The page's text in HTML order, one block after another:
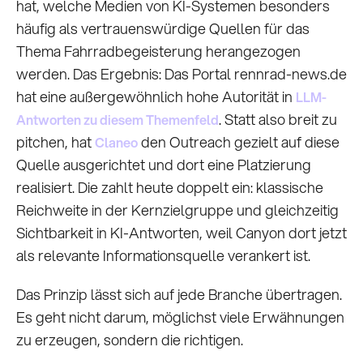
hat, welche Medien von KI-Systemen besonders
häufig als vertrauenswürdige Quellen für das
Thema Fahrradbegeisterung herangezogen
werden. Das Ergebnis: Das Portal rennrad-news.de
hat eine außergewöhnlich hohe Autorität in LLM-
Antworten zu diesem Themenfeld. Statt also breit zu
pitchen, hatClaneoden Outreach gezielt auf diese
Quelle ausgerichtet und dort eine Platzierung
realisiert. Die zahlt heute doppelt ein: klassische
Reichweite in der Kernzielgruppe und gleichzeitig
Sichtbarkeit in KI-Antworten, weil Canyon dort jetzt
als relevante Informationsquelle verankert ist.
Das Prinzip lässt sich auf jede Branche übertragen.
Es geht nicht darum, möglichst viele Erwähnungen
zu erzeugen, sondern die richtigen.